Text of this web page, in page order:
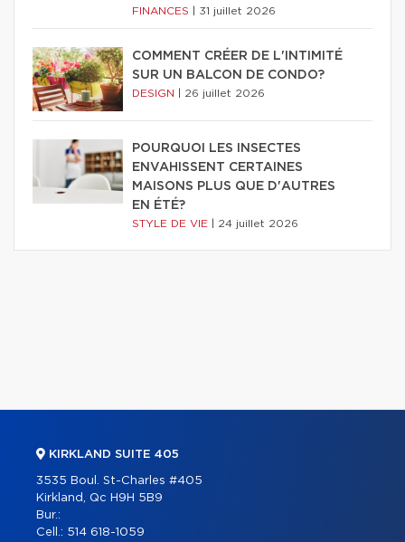
FINANCES 31 juillet 2026
COMMENT CRÉER DE L'INTIMITÉ
SUR UN BALCON DE CONDO?
DESIGN 26 juillet 2026
POURQUOI LES INSECTES
ENVAHISSENT CERTAINES
MAISONS PLUS QUE D'AUTRES
EN ÉTÉ?
STYLE DE VIE 24 juillet 2026
KIRKLAND SUITE 405
3535 Boul. St-Charles #405
Kirkland, Qc H9H 5B9
Bur.:
Cell.: 514 618-1059